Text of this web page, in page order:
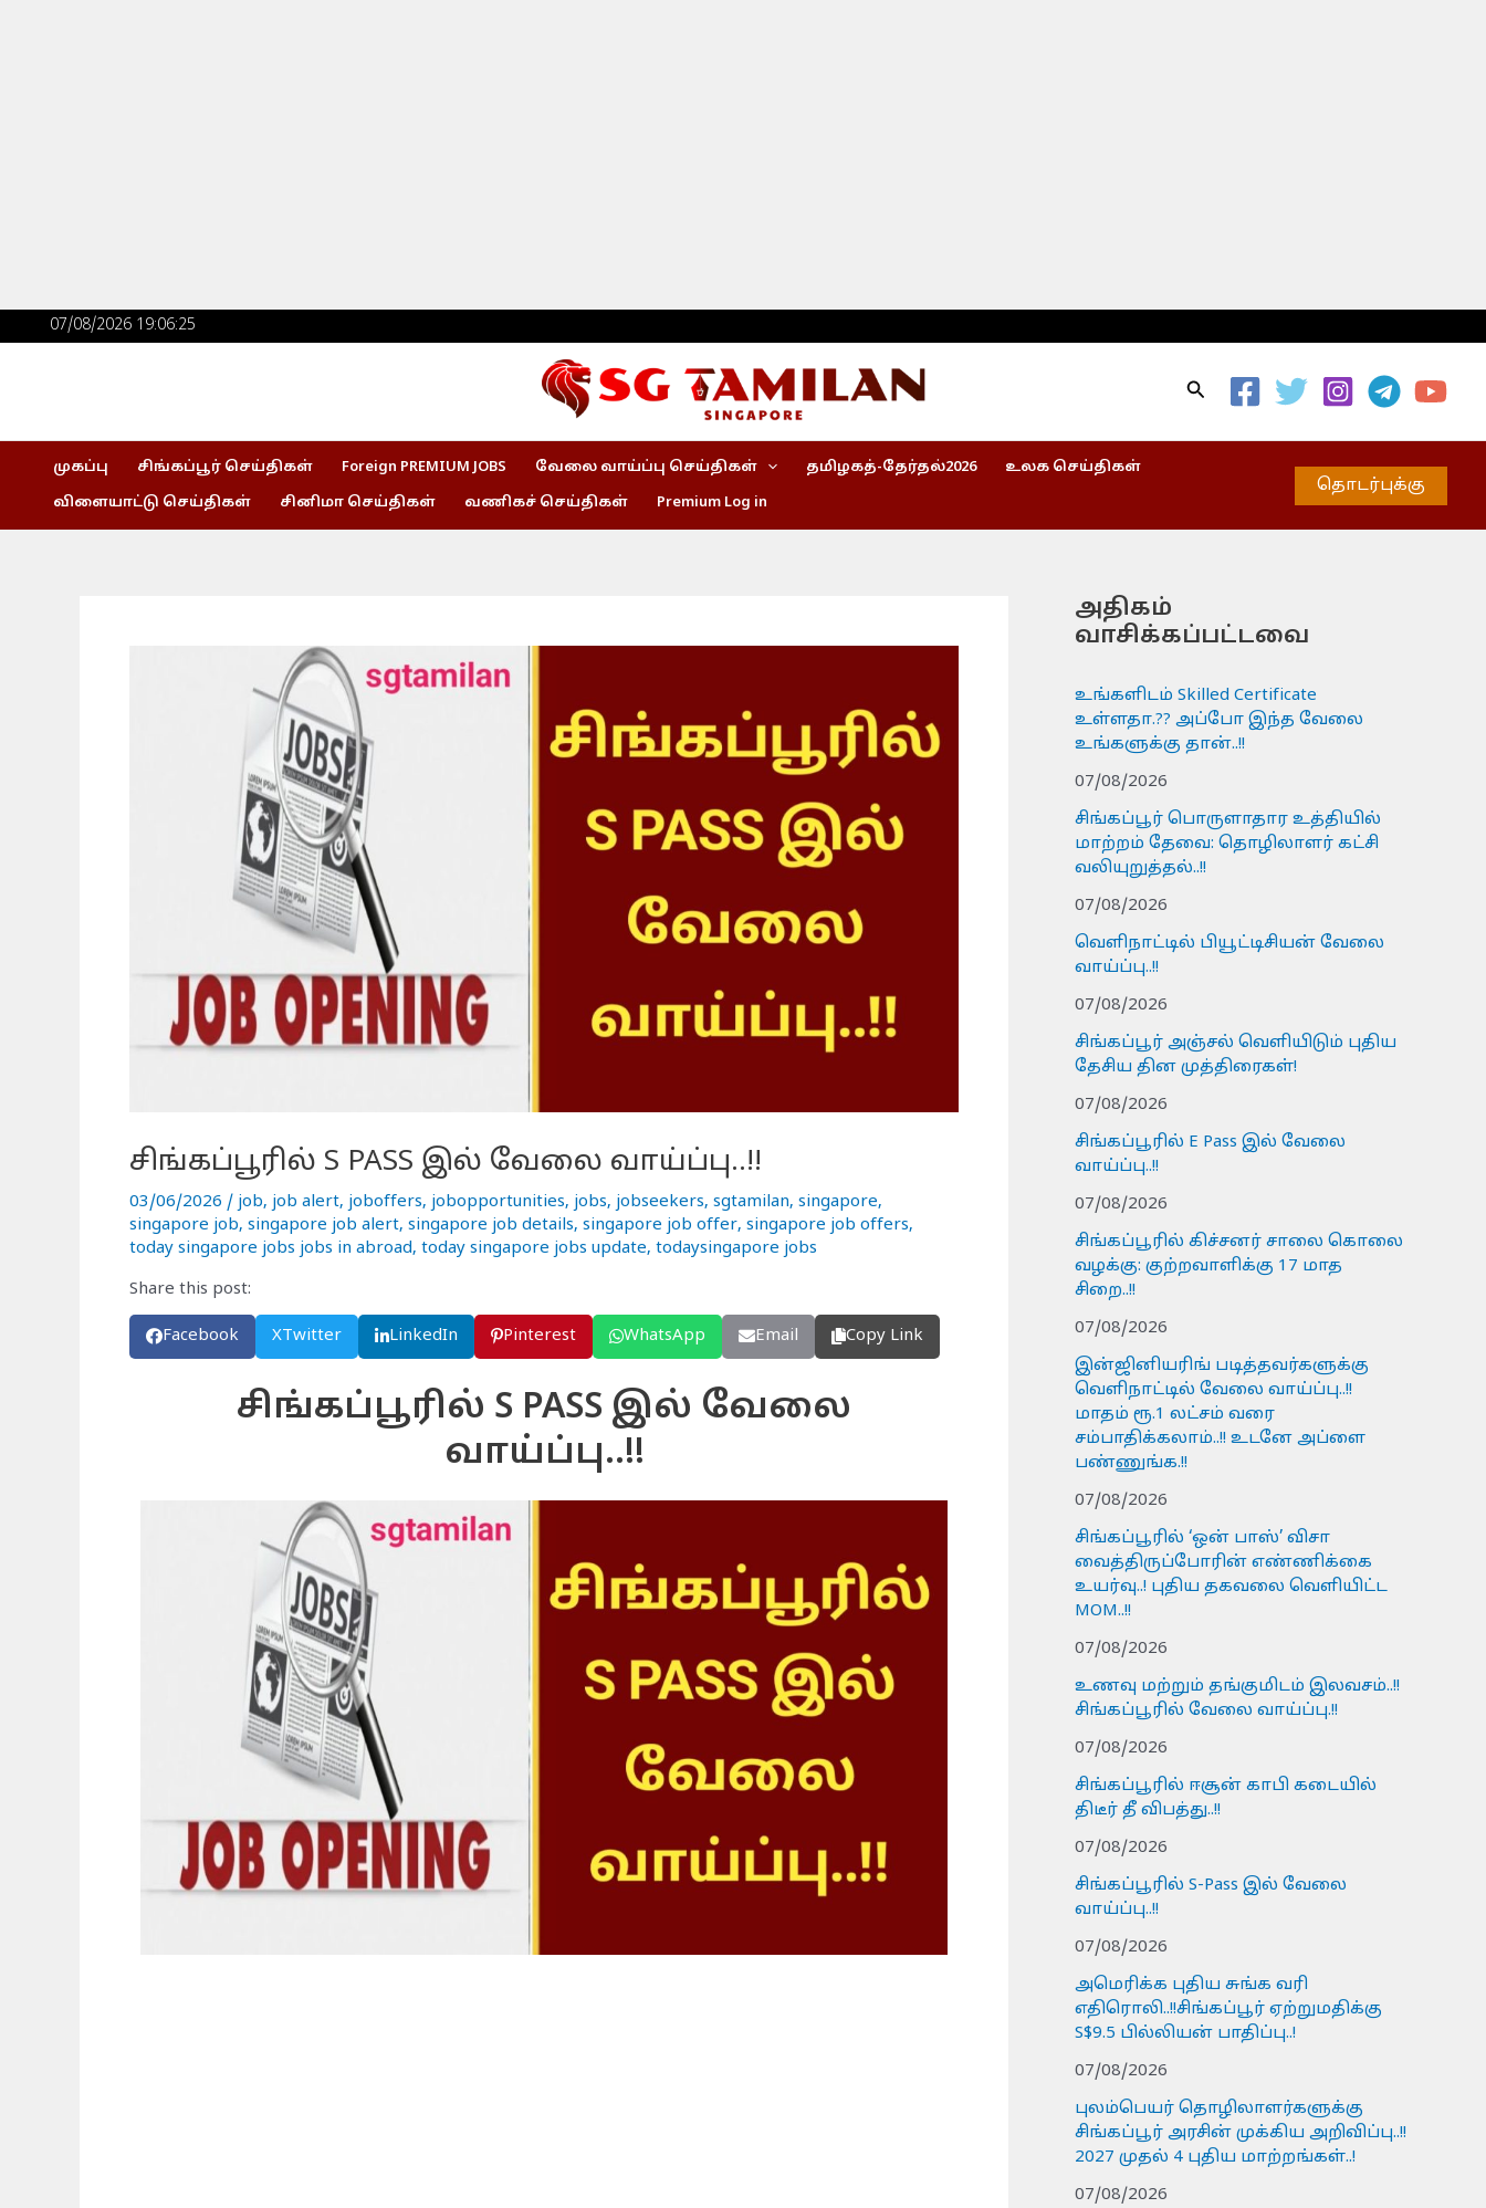
07/08/2026 19:06:26
Search
முகப்பு சிங்கப்பூர் செய்திகள் Foreign PREMIUM JOBS வேலை வாய்ப்பு செய்திகள் தமிழகத்-தேர்தல்2026
உலக செய்திகள்
விளையாட்டு செய்திகள்
சினிமா செய்திகள் வணிகச் செய்திகள் Premium Log in
தொடர்புக்கு
சிங்கப்பூரில் S PASS இல் வேலை வாய்ப்பு..!!
03/06/2026 / job, job alert, joboffers, jobopportunities, jobs, jobseekers, sgtamilan, singapore,
singapore job, singapore job alert, singapore job details, singapore job offer, singapore job offers,
today singapore jobs jobs in abroad, today singapore jobs update, todaysingapore jobs
Share this post:
Facebook XTwitter LinkedIn Pinterest WhatsApp Email Copy Link
சிங்கப்பூரில் S PASS இல் வேலை
வாய்ப்பு..!!
Post
navigation
அதிகம்
வாசிக்கப்பட்டவை
உங்களிடம் Skilled Certificate
உள்ளதா.?? அப்போ இந்த வேலை
உங்களுக்கு தான்..!!
07/08/2026
சிங்கப்பூர் பொருளாதார உத்தியில்
மாற்றம் தேவை: தொழிலாளர் கட்சி
வலியுறுத்தல்..!!
07/08/2026
வெளிநாட்டில் பியூட்டிசியன் வேலை
வாய்ப்பு..!!
07/08/2026
சிங்கப்பூர் அஞ்சல் வெளியிடும் புதிய
தேசிய தின முத்திரைகள்!
07/08/2026
சிங்கப்பூரில் E Pass இல் வேலை
வாய்ப்பு..!!
07/08/2026
சிங்கப்பூரில் கிச்சனர் சாலை கொலை
வழக்கு: குற்றவாளிக்கு 17 மாத
சிறை..!!
07/08/2026
இன்ஜினியரிங் படித்தவர்களுக்கு
வெளிநாட்டில் வேலை வாய்ப்பு..!!
மாதம் ரூ.1 லட்சம் வரை
சம்பாதிக்கலாம்..!! உடனே அப்ளை
பண்ணுங்க.!!
07/08/2026
சிங்கப்பூரில் ‘ஒன் பாஸ்’ விசா
வைத்திருப்போரின் எண்ணிக்கை
உயர்வு..! புதிய தகவலை வெளியிட்ட
MOM..!!
07/08/2026
உணவு மற்றும் தங்குமிடம் இலவசம்..!!
சிங்கப்பூரில் வேலை வாய்ப்பு.!!
07/08/2026
சிங்கப்பூரில் ஈசூன் காபி கடையில்
திடீர் தீ விபத்து..!!
07/08/2026
சிங்கப்பூரில் S-Pass இல் வேலை
வாய்ப்பு..!!
07/08/2026
அமெரிக்க புதிய சுங்க வரி
எதிரொலி..!!சிங்கப்பூர் ஏற்றுமதிக்கு
S$9.5 பில்லியன் பாதிப்பு..!
07/08/2026
புலம்பெயர் தொழிலாளர்களுக்கு
சிங்கப்பூர் அரசின் முக்கிய அறிவிப்பு..!!
2027 முதல் 4 புதிய மாற்றங்கள்..!
07/08/2026